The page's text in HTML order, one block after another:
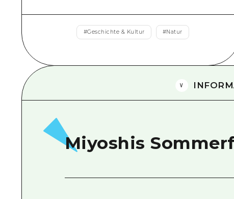
#Geschichte & Kultur #Natur
Miyoshis